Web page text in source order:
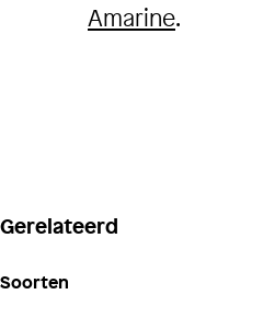
Amarine.
Gerelateerd
Soorten